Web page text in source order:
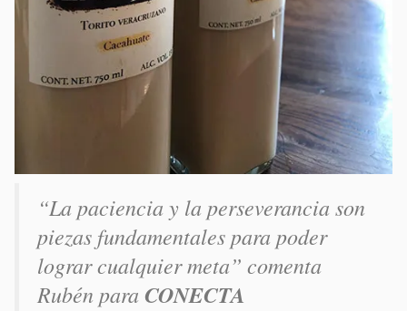
“La paciencia y la perseverancia son
piezas fundamentales para poder
lograr cualquier meta” comenta
Rubén paraCONECTA